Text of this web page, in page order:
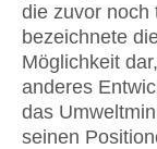
die zuvor noch
bezeichnete
Möglichkeit
anderes
das
seinen